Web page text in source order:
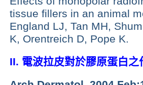
tissue fillers in an animal
England LJ, Tan MH,
K, Orentreich D, Pope K.
II. 電波拉皮對於膠原蛋白之